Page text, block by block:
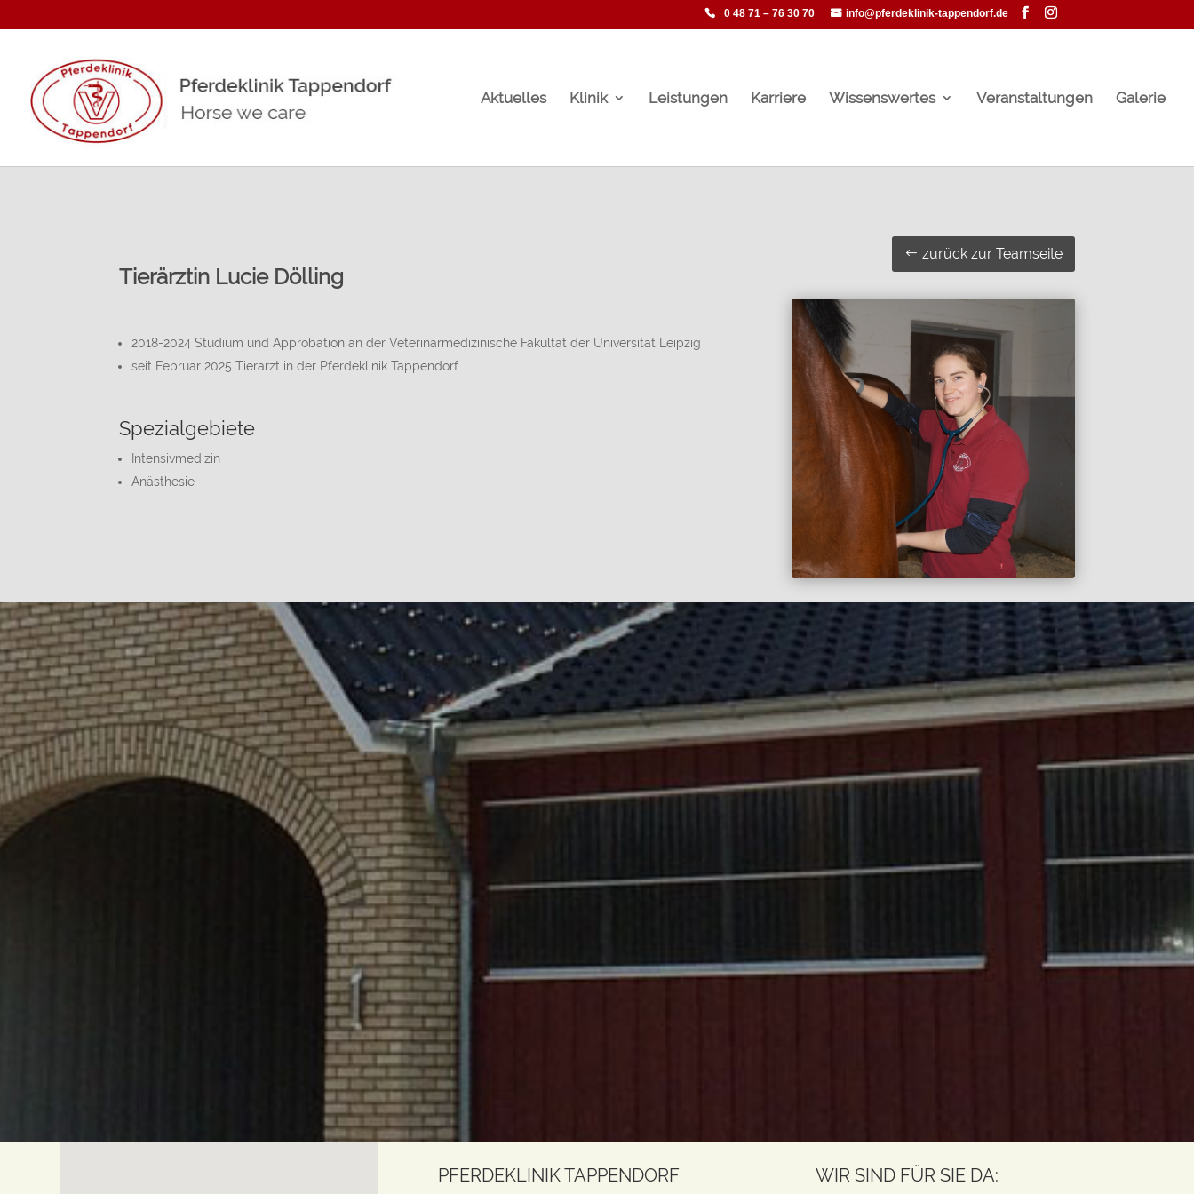
0 48 71 – 76 30 70 info@pferdeklinik-tappendorf.de
Aktuelles Klinik Leistungen Karriere Wissenswertes Veranstaltungen Galerie
Tierärztin Lucie Dölling
2018-2024 Studium und Approbation an der Veterinärmedizinische Fakultät der Universität Leipzig
seit Februar 2025 Tierarzt in der Pferdeklinik Tappendorf
Spezialgebiete
Intensivmedizin
Anästhesie
zurück zur Teamseite
PFERDEKLINIK TAPPENDORF WIR SIND FÜR SIE DA: